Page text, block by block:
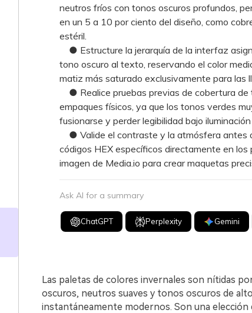
neutros fríos con tonos oscuros profundos,
en un 5 a 10 por ciento del diseño, como
estéril.
● Estructure la jerarquía de la interfaz
tono oscuro al texto, reservando el color
matiz más saturado exclusivamente para las
● Realice pruebas previas de cobertura de
empaques físicos, ya que los tonos verdes
fusionarse y perder legibilidad bajo
● Valide el contraste y la atmósfera antes
códigos HEX específicos directamente en
imagen de Media.io para crear maquetas
Ask AI for a summary
ChatGPT Perplexity Gemini
Las paletas de colores invernales son nítidas
oscuros, neutros suaves y tonos oscuros de
instantáneamente modernos. Son una